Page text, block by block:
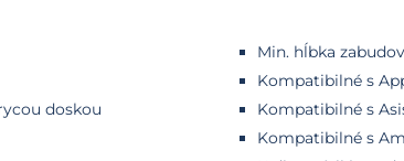
doskou
Min. hĺbka
Kompatibilné s
Kompatibilné s
Kompatibilné s